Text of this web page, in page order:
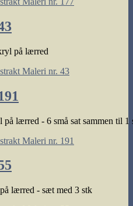
på lærred
lærred - 6 små sat sammen til 1
lærred - sæt med 3 stk